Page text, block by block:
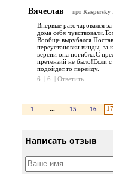
Вячеслав про Kaspersky
Впервые разочаровался
дома себя
Вообще
переустановки винды, за
версии она погибла.С
претензий не было!Если
подойдет,то перейду.
6
| 6 | Ответить
1 ... 15 16 17
Написать отзыв